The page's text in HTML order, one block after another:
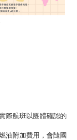
際航班以團體確認的
油附加費用，會隨國